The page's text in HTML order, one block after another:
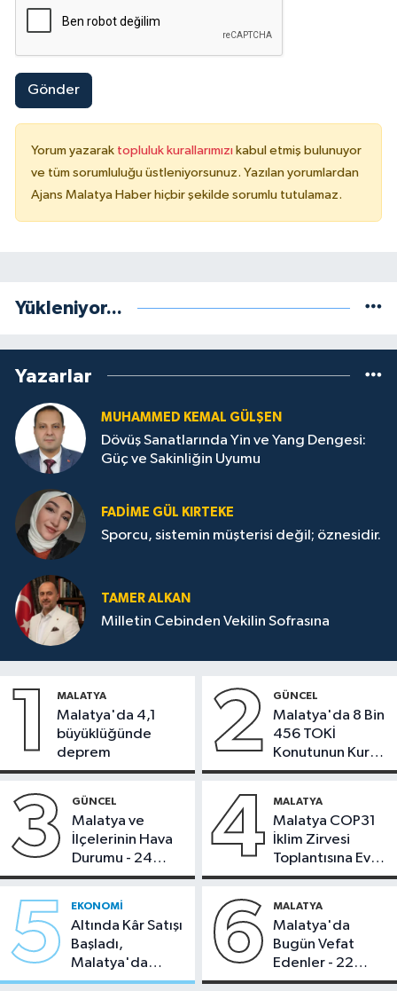
Gönder
Yorum yazarak topluluk kurallarımızı kabul etmiş bulunuyor
ve tüm sorumluluğu üstleniyorsunuz. Yazılan yorumlardan
Ajans Malatya Haber hiçbir şekilde sorumlu tutulamaz.
Yükleniyor...
Yazarlar
MUHAMMED KEMAL GÜLŞEN
Dövüş Sanatlarında Yin ve Yang Dengesi:
Güç ve Sakinliğin Uyumu
FADIME GÜL KIRTEKE
Sporcu, sistemin müşterisi değil; öznesidir.
TAMER ALKAN
Milletin Cebinden Vekilin Sofrasına
1 MALATYA
Malatya'da 4,1
büyüklüğünde
deprem
2 GÜNCEL
Malatya'da 8 Bin
456 TOKİ
Konutunun Kurası
Bugün Çekiliyor
3 GÜNCEL
Malatya ve
İlçelerinin Hava
Durumu - 24
Temmuz 2026
4 MALATYA
Malatya COP31
İklim Zirvesi
Toplantısına Ev
Sahipliği Yaptı
5 EKONOMI
Altında Kâr Satışı
Başladı,
Malatya'da
Makas Ne
6 MALATYA
Malatya'da
Bugün Vefat
Edenler - 22
Temmuz 2026